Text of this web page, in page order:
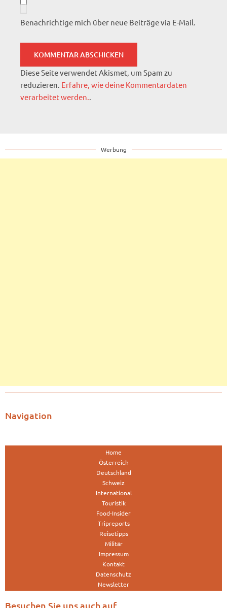
Benachrichtige mich über neue Beiträge via E-Mail.
Diese Seite verwendet Akismet, um Spam zu
reduzieren. Erfahre, wie deine Kommentardaten
verarbeitet werden..
Werbung
Navigation
Home
Österreich
Deutschland
Schweiz
International
Touristik
Food-Insider
Tripreports
Reisetipps
Militär
Impressum
Kontakt
Datenschutz
Newsletter
Besuchen Sie uns auch auf